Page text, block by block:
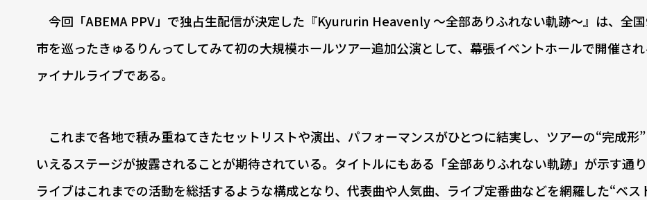
今回「ABEMA PPV」で独占生配信が決定した『Kyururin Heavenly 〜全部ありふれない軌跡〜』は、全
市を巡ったきゅるりんってしてみて初の大規模ホールツアー追加公演として、幕張イベントホールで開催さ
ァイナルライブである。
これまで各地で積み重ねてきたセットリストや演出、パフォーマンスがひとつに結実し、ツアーの“完成形
いえるステージが披露されることが期待されている。タイトルにもある「全部ありふれない軌跡」が示す通
ライブはこれまでの活動を総括するような構成となり、代表曲や人気曲、ライブ定番曲などを網羅した“ベス